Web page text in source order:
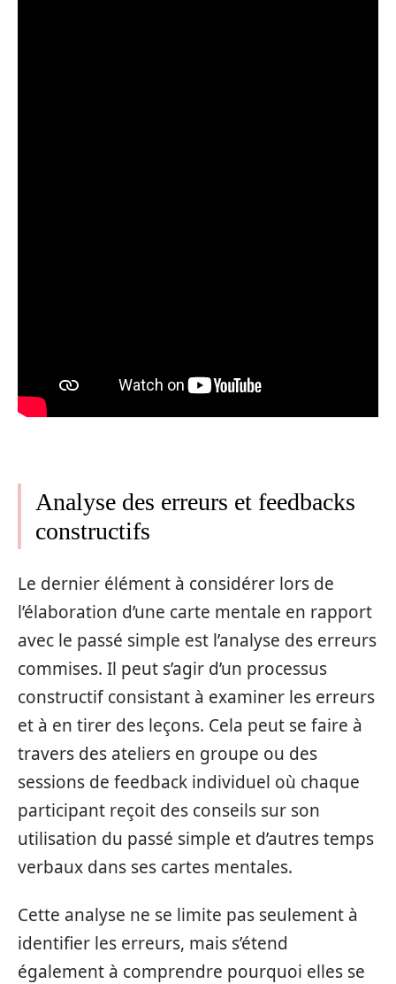
Analyse des erreurs et feedbacks
constructifs
Le dernier élément à considérer lors de
l’élaboration d’une carte mentale en rapport
avec le passé simple est l’analyse des erreurs
commises. Il peut s’agir d’un processus
constructif consistant à examiner les erreurs
et à en tirer des leçons. Cela peut se faire à
travers des ateliers en groupe ou des
sessions de feedback individuel où chaque
participant reçoit des conseils sur son
utilisation du passé simple et d’autres temps
verbaux dans ses cartes mentales.
Cette analyse ne se limite pas seulement à
identifier les erreurs, mais s’étend
également à comprendre pourquoi elles se